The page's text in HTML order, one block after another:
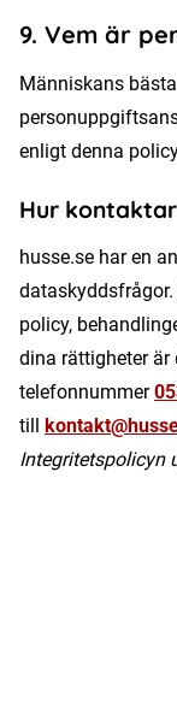
9. Vem är
Människans
enligt denna
Hur
husse.se har en
policy,
dina rättigheter
telefonnummer
till
Integritetspolicyn